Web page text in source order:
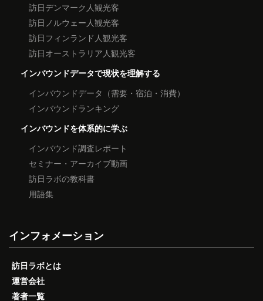
訪日デンマーク人観光客
訪日ノルウェー人観光客
訪日フィンランド人観光客
訪日オーストラリア人観光客
インバウンドデータで現状を理解する
インバウンドデータ（需要・宿泊・消費）
インバウンドランキング
インバウンドを体系的に学ぶ
インバウンド調査レポート
セミナー・アーカイブ動画
訪日ラボの教科書
用語集
インフォメーション
訪日ラボとは
運営会社
著者一覧